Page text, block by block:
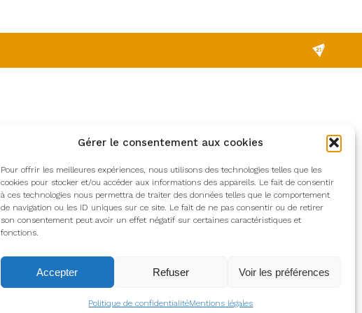
Gérer le consentement aux cookies
Pour offrir les meilleures expériences, nous utilisons des technologies telles que les
cookies pour stocker et/ou accéder aux informations des appareils. Le fait de consentir
à ces technologies nous permettra de traiter des données telles que le comportement
de navigation ou les ID uniques sur ce site. Le fait de ne pas consentir ou de retirer
son consentement peut avoir un effet négatif sur certaines caractéristiques et
fonctions.
Accepter Refuser Voir les préférences
Politique de confidentialitéMentions légales